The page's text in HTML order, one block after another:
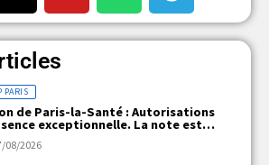
PARIS
de Paris-la-Santé : Autorisations
exceptionnelle. La note est
mais la réalité ne l’est pas !
08/2026